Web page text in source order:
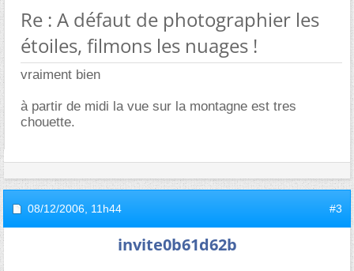
Re : A défaut de photographier les
étoiles, filmons les nuages !
vraiment bien
à partir de midi la vue sur la montagne est tres
chouette.
08/12/2006, 11h44 #3
invite0b61d62b